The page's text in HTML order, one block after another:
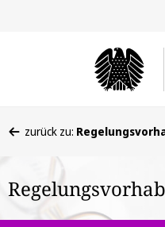
befinden
hier:
zurück zu: